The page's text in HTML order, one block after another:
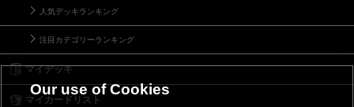
人気デッキランキング
注目カテゴリーランキング
マイデッキ
マイカードリスト
Our use of Cookies